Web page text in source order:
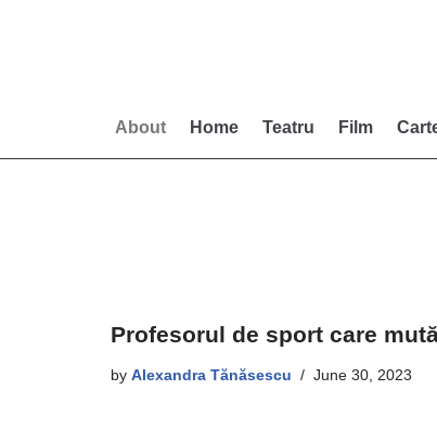
About Home Teatru Film
Profesorul de sport care
by Alexandra Tănăsescu June 30, 2023